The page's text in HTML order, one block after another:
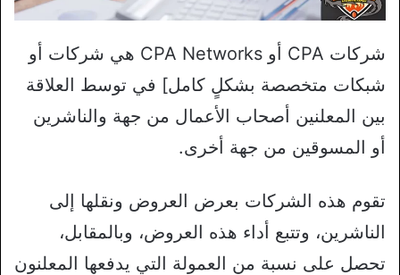
شركات CPA أو CPA Networks هي شركات أو
شبكات متخصصة بشكلٍ كامل] في توسط العلاقة
بين المعلنين أصحاب الأعمال من جهة والناشرين
أو المسوقين من جهة أخرى.
تقوم هذه الشركات بعرض العروض ونقلها إلى
الناشرين، وتتبع أداء هذه العروض، وبالمقابل،
تحصل على نسبة من العمولة التي يدفعها المعلنون